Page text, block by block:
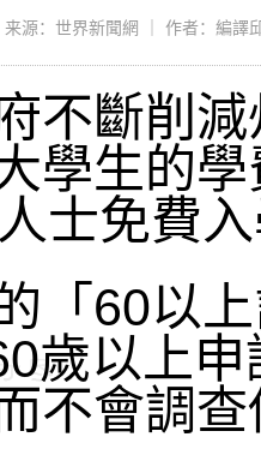
来源：世界新聞網 ｜ 作者：編譯
斷削減
學生的
士免費
60以上
歲以上
不會調